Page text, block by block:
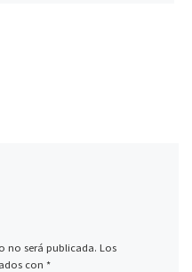
no será publicada. Los
con *